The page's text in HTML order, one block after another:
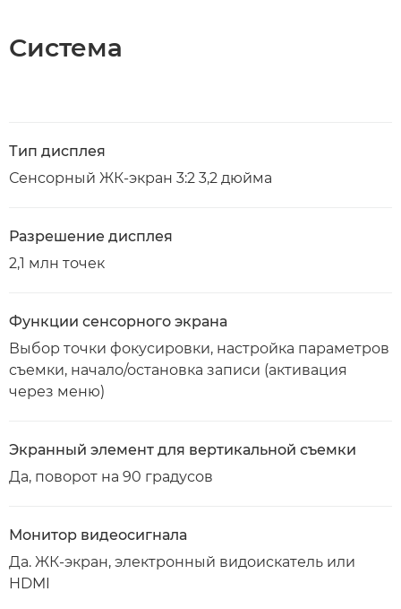
Система
Тип дисплея
Сенсорный ЖК-экран 3:2 3,2 дюйма
Разрешение дисплея
2,1 млн точек
Функции сенсорного экрана
Выбор точки фокусировки, настройка параметров
съемки, начало/остановка записи (активация
через меню)
Экранный элемент для вертикальной съемки
Да, поворот на 90 градусов
Монитор видеосигнала
Да. ЖК-экран, электронный видоискатель или
HDMI